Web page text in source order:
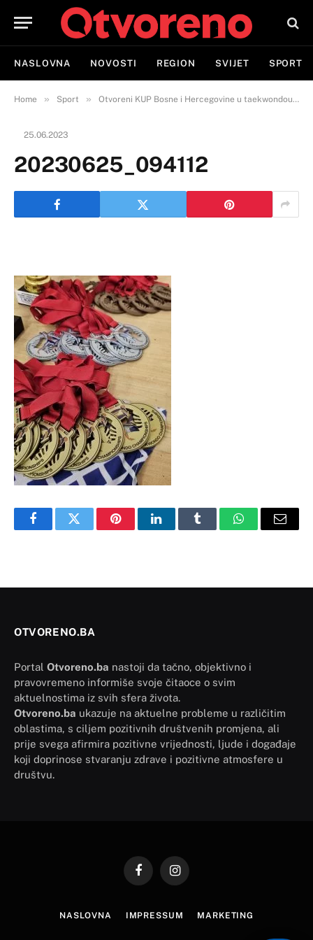
NASLOVNA NOVOSTI REGION SVIJET SPORT
Home » Sport » Otvoreni KUP Bosne i Hercegovine u taekwondou oduševio takmičare i publiku, klub TKD Novi Grad Sarajevo osvojio prvo mjesto
25.06.2023
20230625_094112
FacebookTwitter PinterestLinkedInTumblr WhatsAppEmail
OTVORENO.BA
Portal Otvoreno.ba nastoji da tačno, objektivno i
pravovremeno informiše svoje čitaoce o svim
aktuelnostima iz svih sfera života.
Otvoreno.ba ukazuje na aktuelne probleme u različitim
oblastima, s ciljem pozitivnih društvenih promjena, ali
prije svega afirmira pozitivne vrijednosti, ljude i događaje
koji doprinose stvaranju zdrave i pozitivne atmosfere u
društvu.
FacebookInstagram
NASLOVNA IMPRESSUM MARKETING